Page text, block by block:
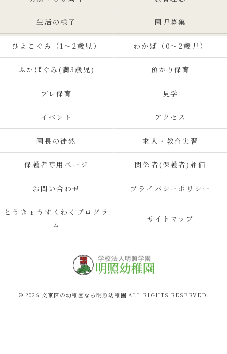
生活の様子 園児募集
ひよこぐみ（1〜2歳児） わかば（0～2歳児）
ふたばぐみ(満3歳児) 預かり保育
プレ保育 見学
イベント アクセス
園長の徒然 求人・教育実習
保護者専用ページ 関係者(保護者)評価
お問い合わせ プライバシーポリシー
とうきょうすくわくプログラ
ム
サイトマップ
© 2026 文京区の幼稚園なら明照幼稚園 ALL RIGHTS RESERVED.